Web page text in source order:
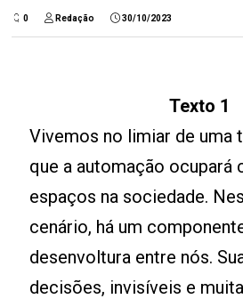
0 Redação 30/10/2023
Texto 1
Vivemos no limiar de uma
que a automação ocupará
espaços na sociedade.
cenário, há um
desenvoltura entre nós.
decisões, invisíveis e